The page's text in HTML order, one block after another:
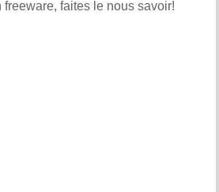
faites le nous savoir!